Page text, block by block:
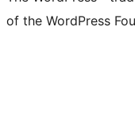
of the WordPress